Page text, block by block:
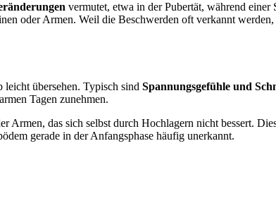
vermutet, etwa in der Pubertät, während
oder Armen. Weil die Beschwerden oft verkannt
übersehen. Typisch sind Spannungsgefühle und
Tagen zunehmen.
Armen, das sich selbst durch Hochlagern nicht bessert.
gerade in der Anfangsphase häufig unerkannt.